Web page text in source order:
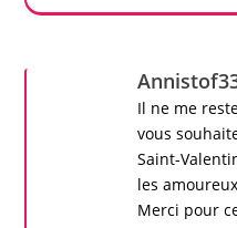
Il ne me
vous
Saint-
les
Merci pour